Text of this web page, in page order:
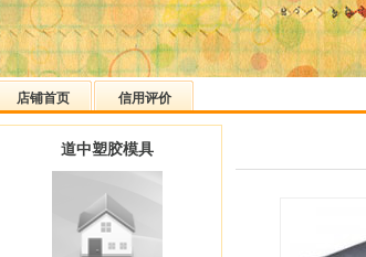
店铺首页 信用评价
道中塑胶模具